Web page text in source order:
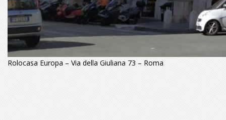
Rolocasa Europa – Via della Giuliana 73 – Roma